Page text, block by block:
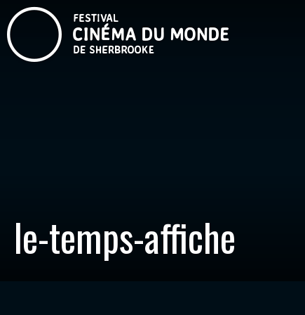
le-temps-affiche